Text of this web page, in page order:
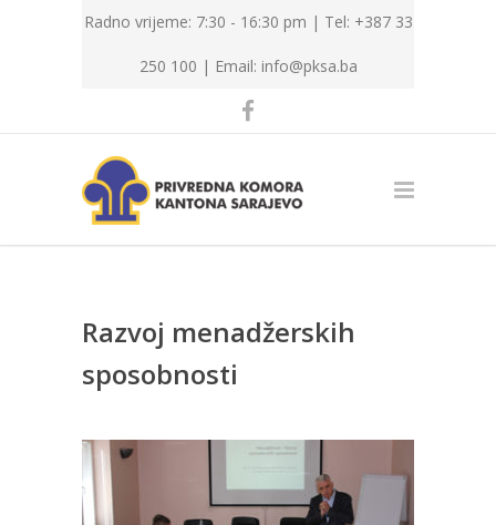
Radno vrijeme: 7:30 - 16:30 pm | Tel: +387 33
250 100 | Email: info@pksa.ba
Razvoj menadžerskih
sposobnosti